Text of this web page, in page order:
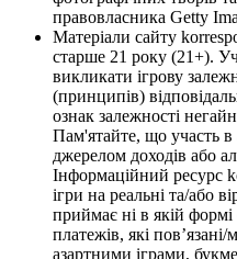
правовласника Getty
Матеріали сайту
старше 21 року (21+).
викликати ігрову
(принципів)
ознак залежності
Пам'ятайте, що участь в
джерелом доходів або
Інформаційний ресурс
ігри на реальні та/або
приймає ні в якій
платежів, які
азартними іграми,